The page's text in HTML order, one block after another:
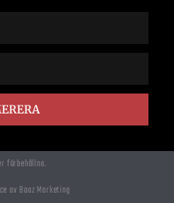
förbehållna.
av Boaz Marketing